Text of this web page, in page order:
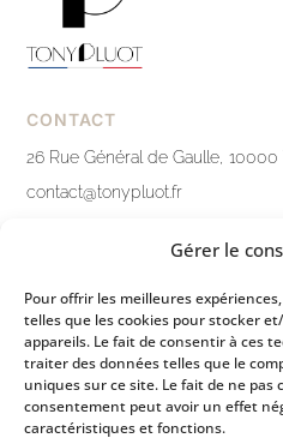
Gérer le
Pour offrir les meilleures
telles que les cookies pour stocker
appareils. Le fait de consentir à ces
traiter des données telles que le
uniques sur ce site. Le fait de ne
consentement peut avoir un effet
caractéristiques et fonctions.
CONTACT
26 Rue Général de Gaulle, 10000
contact@tonypluot.fr
LIENS PRATIQUES
Mentions légales
Politique de confidentialité